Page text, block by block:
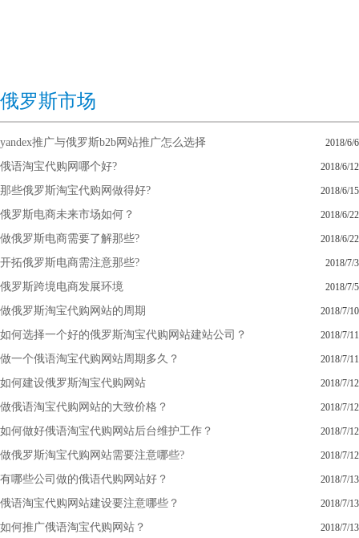
俄罗斯市场
yandex推广与俄罗斯b2b网站推广怎么选择 2018/6/6
俄语淘宝代购网哪个好? 2018/6/12
那些俄罗斯淘宝代购网做得好? 2018/6/15
俄罗斯电商未来市场如何？ 2018/6/22
做俄罗斯电商需要了解那些? 2018/6/22
开拓俄罗斯电商需注意那些? 2018/7/3
俄罗斯跨境电商发展环境 2018/7/5
做俄罗斯淘宝代购网站的周期 2018/7/10
如何选择一个好的俄罗斯淘宝代购网站建站公司？ 2018/7/11
做一个俄语淘宝代购网站周期多久？ 2018/7/11
如何建设俄罗斯淘宝代购网站 2018/7/12
做俄语淘宝代购网站的大致价格？ 2018/7/12
如何做好俄语淘宝代购网站后台维护工作？ 2018/7/12
做俄罗斯淘宝代购网站需要注意哪些? 2018/7/12
有哪些公司做的俄语代购网站好？ 2018/7/13
俄语淘宝代购网站建设要注意哪些？ 2018/7/13
如何推广俄语淘宝代购网站？ 2018/7/13